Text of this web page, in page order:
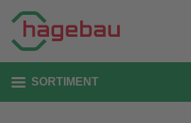
SORTIMENT